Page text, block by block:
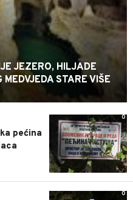
JEZERO, HILJADE
STARE VIŠE
0
pećina
0